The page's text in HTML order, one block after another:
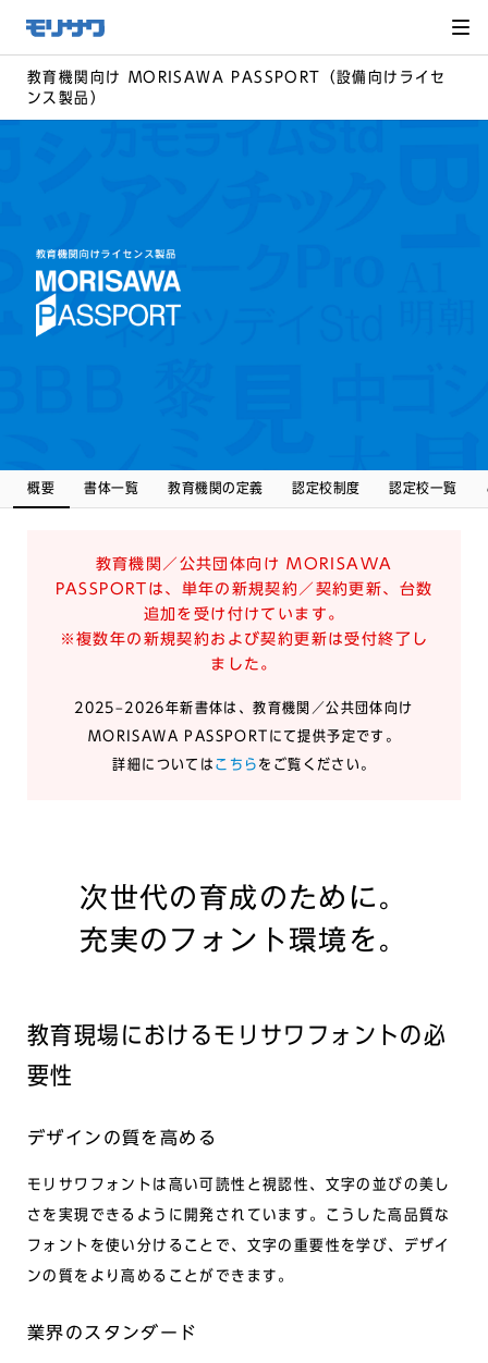
メ
ニュー
飛ばし
て本文
へ移動
教育機関向け MORISAWA PASSPORT（設備向けライセ
ンス製品）
概要 書体一覧 教育機関の定義 認定校制度 認定校一覧
教育機関／公共団体向け MORISAWA
PASSPORTは、単年の新規契約／契約更新、台数
追加を受け付けています。
※複数年の新規契約および契約更新は受付終了し
ました。
2025–2026年新書体は、教育機関／公共団体向け
MORISAWA PASSPORTにて提供予定です。
詳細については こちら をご覧ください。
次世代の育成のために。
充実のフォント環境を。
教育現場におけるモリサワフォントの必
要性
デザインの質を高める
モリサワフォントは高い可読性と視認性、文字の並びの美し
さを実現できるように開発されています。こうした高品質な
フォントを使い分けることで、文字の重要性を学び、デザイ
ンの質をより高めることができます。
業界のスタンダード